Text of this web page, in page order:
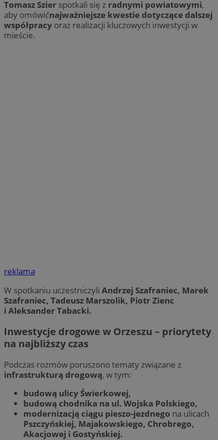
Tomasz Szier spotkali się z radnymi powiatowymi,
aby omówićnajważniejsze kwestie dotyczące dalszej
współpracy oraz realizacji kluczowych inwestycji w
mieście.
reklama
W spotkaniu uczestniczyli Andrzej Szafraniec, Marek
Szafraniec, Tadeusz Marszolik, Piotr Zienc
i Aleksander Tabacki.
Inwestycje drogowe w Orzeszu – priorytety
na najbliższy czas
Podczas rozmów poruszono tematy związane z
infrastrukturą drogową, w tym:
budową ulicy Świerkowej,
budową chodnika na ul. Wojska Polskiego,
modernizacją ciągu pieszo-jezdnego na ulicach
Pszczyńskiej, Majakowskiego, Chrobrego,
Akacjowej i Gostyńskiej.